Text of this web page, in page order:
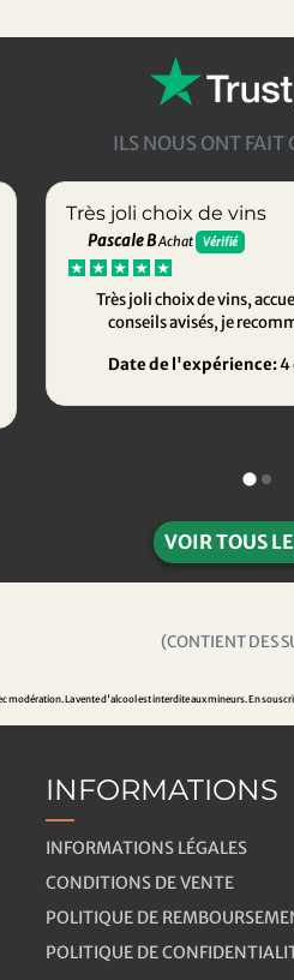
ILS NOUS ONT FAIT
Très joli choix de vins
Pascale BAchat Vérifié
Très joli choix de vins,
conseils avisés, je
Date de l'expérience:4
VOIR TOUS
(CONTIENT DES
La vente d'alcool est interdite aux mineurs. En
INFORMATIONS
INFORMATIONS LÉGALES
CONDITIONS DE VENTE
POLITIQUE DE
POLITIQUE DE